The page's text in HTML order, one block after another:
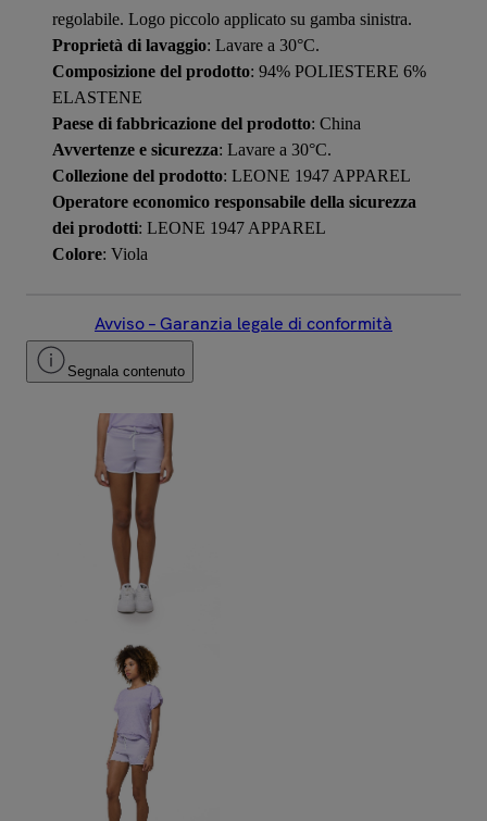
regolabile. Logo piccolo applicato su gamba sinistra.
Proprietà di lavaggio: Lavare a 30°C.
Composizione del prodotto: 94% POLIESTERE 6%
ELASTENE
Paese di fabbricazione del prodotto: China
Avvertenze e sicurezza: Lavare a 30°C.
Collezione del prodotto: LEONE 1947 APPAREL
Operatore economico responsabile della sicurezza
dei prodotti: LEONE 1947 APPAREL
Colore: Viola
Avviso – Garanzia legale di conformità
Segnala contenuto